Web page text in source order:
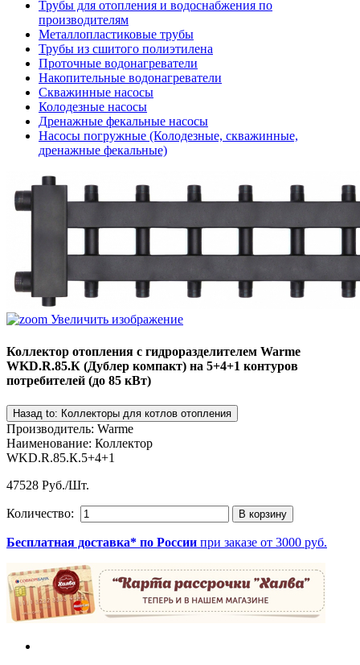
Трубы для отопления и водоснабжения по
производителям
Металлопластиковые трубы
Трубы из сшитого полиэтилена
Проточные водонагреватели
Накопительные водонагреватели
Скважинные насосы
Колодезные насосы
Дренажные фекальные насосы
Насосы погружные (Колодезные, скважинные,
дренажные фекальные)
Увеличить изображение
Коллектор отопления с гидроразделителем Warme
WKD.R.85.К (Дублер компакт) на 5+4+1 контуров
потребителей (до 85 кВт)
Производитель: Warme
Наименование: Коллектор
WKD.R.85.К.5+4+1
47528 Руб./Шт.
Количество:
Бесплатная доставка* по России при заказе от 3000 руб.